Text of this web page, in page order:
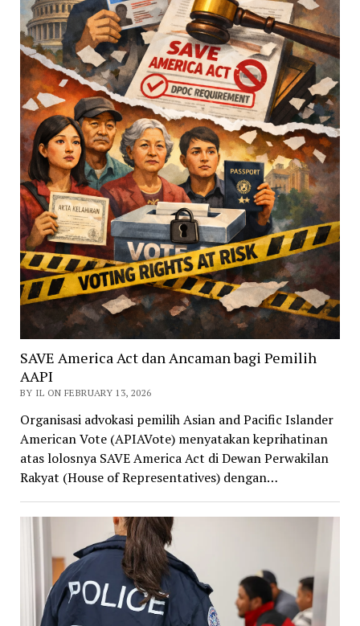
SAVE America Act dan Ancaman bagi Pemilih
AAPI
BY IL ON FEBRUARY 13, 2026
Organisasi advokasi pemilih Asian and Pacific Islander
American Vote (APIAVote) menyatakan keprihatinan
atas lolosnya SAVE America Act di Dewan Perwakilan
Rakyat (House of Representatives) dengan…